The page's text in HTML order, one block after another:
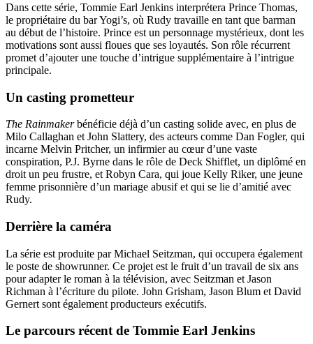
Dans cette série, Tommie Earl Jenkins interprétera Prince Thomas,
le propriétaire du bar Yogi’s, où Rudy travaille en tant que barman
au début de l’histoire. Prince est un personnage mystérieux, dont les
motivations sont aussi floues que ses loyautés. Son rôle récurrent
promet d’ajouter une touche d’intrigue supplémentaire à l’intrigue
principale.
Un casting prometteur
The Rainmakerbénéficie déjà d’un casting solide avec, en plus de
Milo Callaghan et John Slattery, des acteurs comme Dan Fogler, qui
incarne Melvin Pritcher, un infirmier au cœur d’une vaste
conspiration, P.J. Byrne dans le rôle de Deck Shifflet, un diplômé en
droit un peu frustre, et Robyn Cara, qui joue Kelly Riker, une jeune
femme prisonnière d’un mariage abusif et qui se lie d’amitié avec
Rudy.
Derrière la caméra
La série est produite par Michael Seitzman, qui occupera également
le poste de showrunner. Ce projet est le fruit d’un travail de six ans
pour adapter le roman à la télévision, avec Seitzman et Jason
Richman à l’écriture du pilote. John Grisham, Jason Blum et David
Gernert sont également producteurs exécutifs.
Le parcours récent de Tommie Earl Jenkins